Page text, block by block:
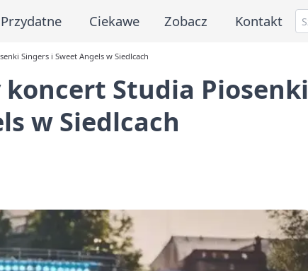
Przydatne Ciekawe Zobacz Kontakt
Singers i Sweet Angels w Siedlcach
Studia Piosenki
w Siedlcach